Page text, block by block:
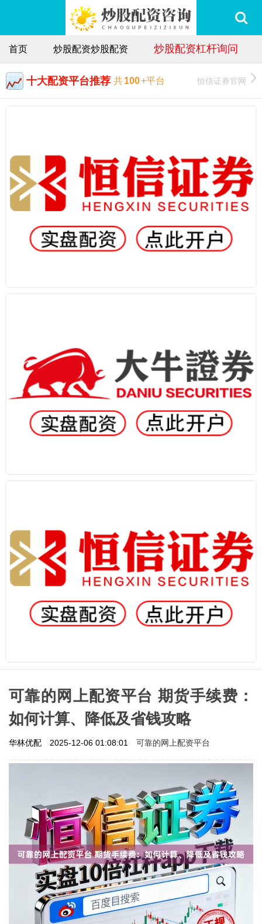
首页 炒股配资炒股配资 炒股配资杠杆询问
十大配资平台推荐 共100+平台 恒信证券官网
可靠的网上配资平台 期货手续费：
如何计算、降低及省钱攻略
华林优配 2025-12-06 01:08:01 可靠的网上配资平台